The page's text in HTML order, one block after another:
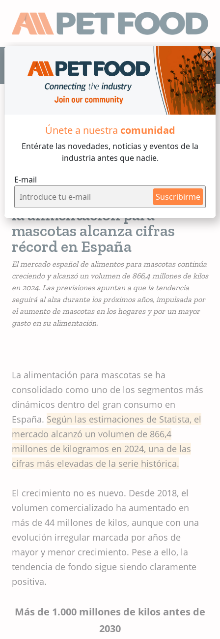
Únete a nuestra comunidad
Entérate las novedades, noticias y eventos de la
industria antes que nadie.
E-mail
Suscribirme
ES
Info Mercado
2 min de lectura
Jueves, 25 de Junio, 2026
Casi 900 millones de kilos:
la alimentación para
mascotas alcanza cifras
récord en España
El mercado español de alimentos para mascotas continúa
creciendo y alcanzó un volumen de 866,4 millones de kilos
en 2024. Las previsiones apuntan a que la tendencia
seguirá al alza durante los próximos años, impulsada por
el aumento de mascotas en los hogares y por un mayor
gasto en su alimentación.
La alimentación para mascotas se ha
consolidado como uno de los segmentos más
dinámicos dentro del gran consumo en
España. Según las estimaciones de Statista, el
mercado alcanzó un volumen de 866,4
millones de kilogramos en 2024, una de las
cifras más elevadas de la serie histórica.
El crecimiento no es nuevo. Desde 2018, el
volumen comercializado ha aumentado en
más de 44 millones de kilos, aunque con una
evolución irregular marcada por años de
mayor y menor crecimiento. Pese a ello, la
tendencia de fondo sigue siendo claramente
positiva.
Más de 1.000 millones de kilos antes de
2030